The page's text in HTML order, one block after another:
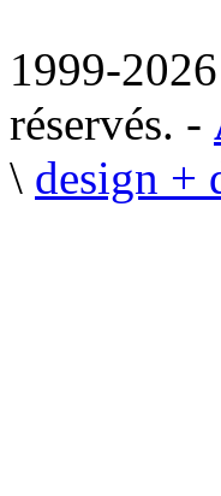
1999-
réservés. -
\ design +